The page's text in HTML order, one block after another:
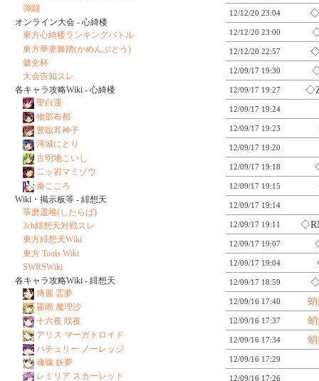
12/12/20 23:04
12/12/20 23:00
12/12/20 22:57
12/09/17 19:30
12/09/17 19:27
12/09/17 19:24
12/09/17 19:23
12/09/17 19:20
12/09/17 19:18
12/09/17 19:15
12/09/17 19:14
12/09/17 19:11
12/09/17 19:07
12/09/17 19:04
12/09/17 18:59
12/09/16 17:40
12/09/16 17:37
12/09/16 17:34
12/09/16 17:29
12/09/16 17:26
弾闘
オンライン大会 - 心綺楼
東方心綺楼ランキングバトル
東方華妻舞踏(かめんぶとう)
健全杯
大会告知スレ
各キャラ攻略Wiki - 心綺楼
聖白蓮
物部布都
豊聡耳神子
河城にとり
古明地こいし
二ッ岩マミゾウ
秦こころ
Wiki・掲示板等 - 緋想天
萃磨選堆(したらば)
2ch緋想天対戦スレ
東方緋想天Wiki
東方 Tools Wiki
SWRSWiki
各キャラ攻略Wiki - 緋想天
博麗 霊夢
霧雨 魔理沙
十六夜 咲夜
アリス マーガトロイド
パチュリー ノーレッジ
魂魄 妖夢
レミリア スカーレット